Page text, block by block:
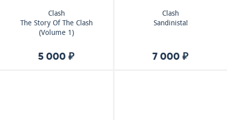
Clash
The Story Of The Clash
(Volume 1)
5 000 ₽
Clash
Sandinista!
7 000 ₽